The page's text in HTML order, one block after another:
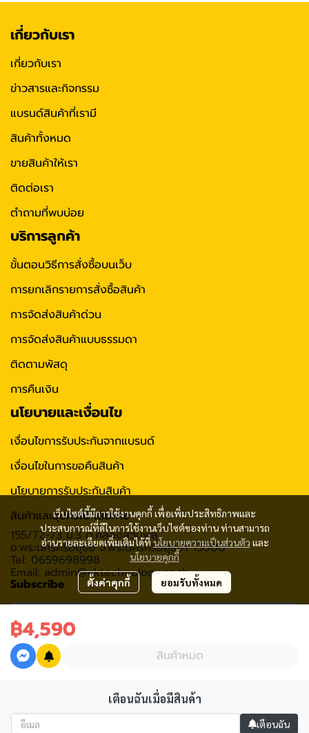
฿4,590
สินค้าหมด
เตือนฉันเมื่อมีสินค้า
เตือนฉัน
เว็บไซต์นี้มีการใช้งานคุกกี้ เพื่อเพิ่มประสิทธิภาพและ
ประสบการณ์ที่ดีในการใช้งานเว็บไซต์ของท่าน ท่านสามารถ
อ่านรายละเอียดเพิ่มเติมได้ที่นโยบายความเป็นส่วนตัว และ
นโยบายคุกกี้
ตั้งค่าคุกกี้ ยอมรับทั้งหมด
เกี่ยวกับเรา
เกี่ยวกับเรา
ข่าวสารและกิจกรรม
แบรนด์สินค้าที่เรามี
สินค้าทั้งหมด
ขายสินค้าให้เรา
ติดต่อเรา
ตำถามที่พบบ่อย
บริการลูกค้า
ขั้นตอนวิธีการสั่งซื้อบนเว็บ
การยกเลิกรายการสั่งซื้อสินค้า
การจัดส่งสินค้าด่วน
การจัดส่งสินค้าแบบธรรมดา
ติดตามพัสดุ
การคืนเงิน
นโยบายและเงื่อนไข
เงื่อนไขการรับประกันจากแบรนด์
เงื่อนไขในการขอคืนสินค้า
นโยบายการรับประกันสินค้า
สินค้าและอุปกรณ์ เสียหาย
155/72-73 ม.3 ต.คลองสวนพลู
อ.พระนครศรีอยุธย จ.พระนครศรีอยุธยา 13000
Tel: 0659698998
Email: admin@cktechnology.co.th
Subscribe
รับข่าวสาร
2020 C.K.Technology (Thailand) Co., Ltd All rights reserved